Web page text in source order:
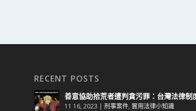
RECENT POSTS
善意協助拾荒者遭判貪污罪：台灣法律制
11 16, 2023 |刑事案件,實用法律小知識